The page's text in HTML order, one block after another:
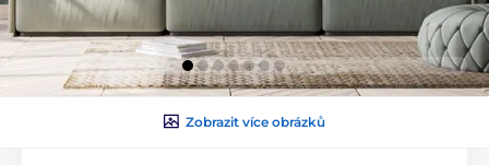
Zobrazit více obrázků